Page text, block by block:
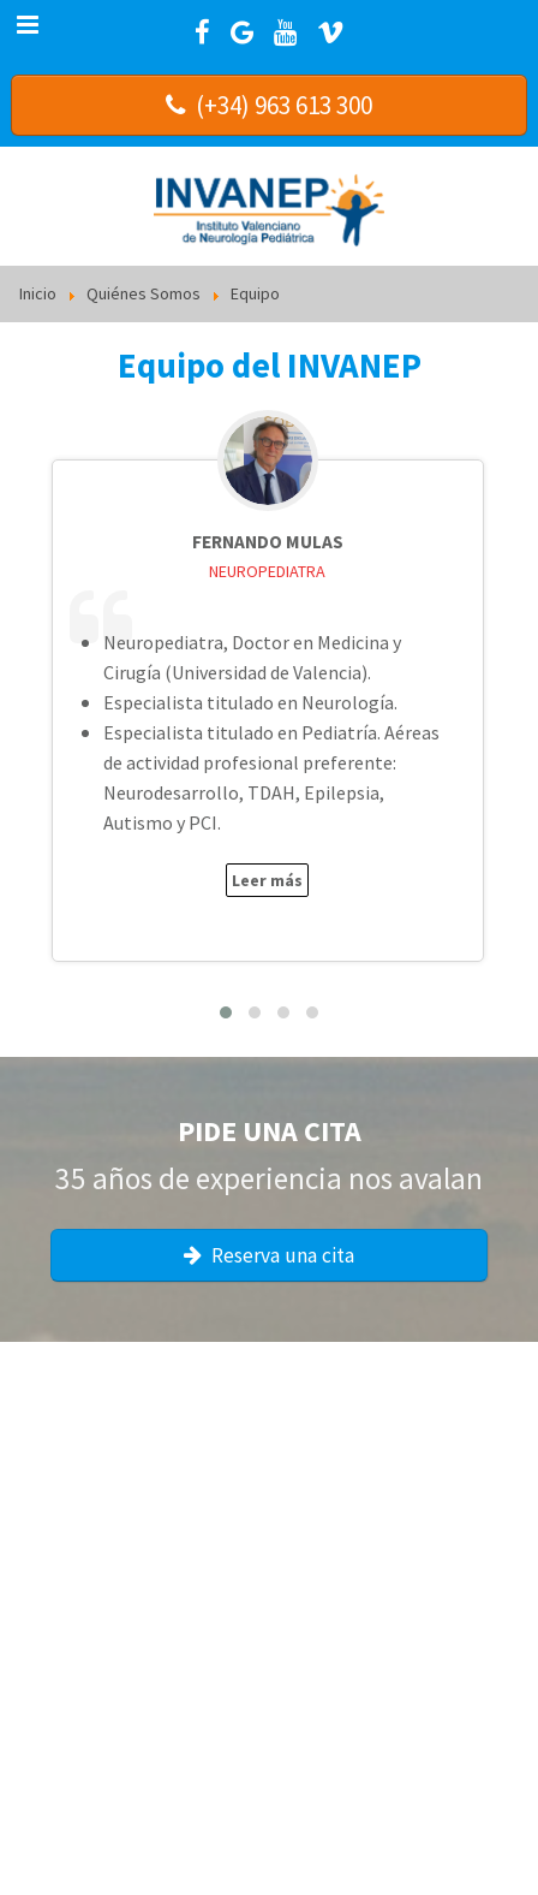
(+34) 963 613 300
Inicio Quiénes Somos Equipo
Equipo del INVANEP
FERNANDO MULAS
NEUROPEDIATRA
Neuropediatra, Doctor en Medicina y
Cirugía (Universidad de Valencia).
Especialista titulado en Neurología.
Especialista titulado en Pediatría. Aéreas
de actividad profesional preferente:
Neurodesarrollo, TDAH, Epilepsia,
Autismo y PCI.
PIDE UNA CITA
35 años de experiencia nos avalan
Reserva una cita